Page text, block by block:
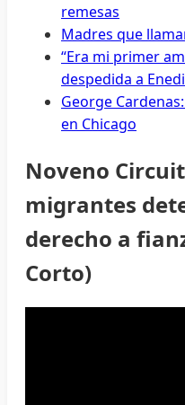
remesas
Madres que
“Era mi primer
despedida a
George
en Chicago
Noveno
migrantes
derecho a
Corto)